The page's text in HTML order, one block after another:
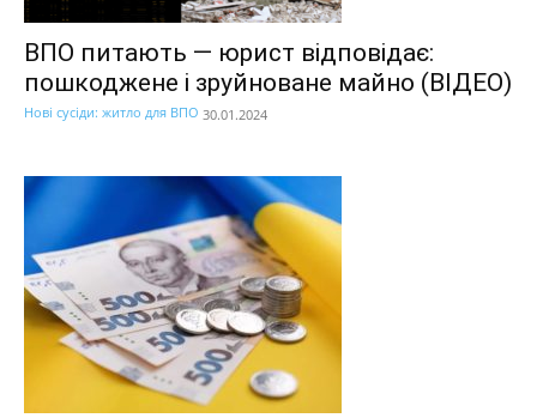
ВПО питають — юрист відповідає:
пошкоджене і зруйноване майно (ВІДЕО)
Нові сусіди: житло для ВПО 30.01.2024